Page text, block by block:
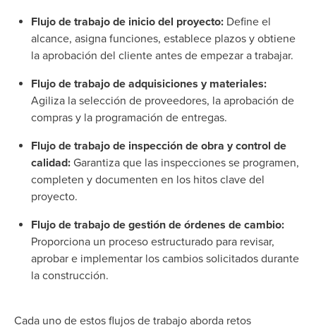
Flujo de trabajo de inicio del proyecto: Define el
alcance, asigna funciones, establece plazos y obtiene
la aprobación del cliente antes de empezar a trabajar.
Flujo de trabajo de adquisiciones y materiales:
Agiliza la selección de proveedores, la aprobación de
compras y la programación de entregas.
Flujo de trabajo de inspección de obra y control de
calidad: Garantiza que las inspecciones se programen,
completen y documenten en los hitos clave del
proyecto.
Flujo de trabajo de gestión de órdenes de cambio:
Proporciona un proceso estructurado para revisar,
aprobar e implementar los cambios solicitados durante
la construcción.
Cada uno de estos flujos de trabajo aborda retos